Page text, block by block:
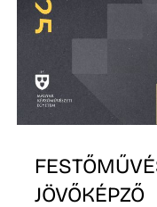
JÖVŐKÉPZŐ